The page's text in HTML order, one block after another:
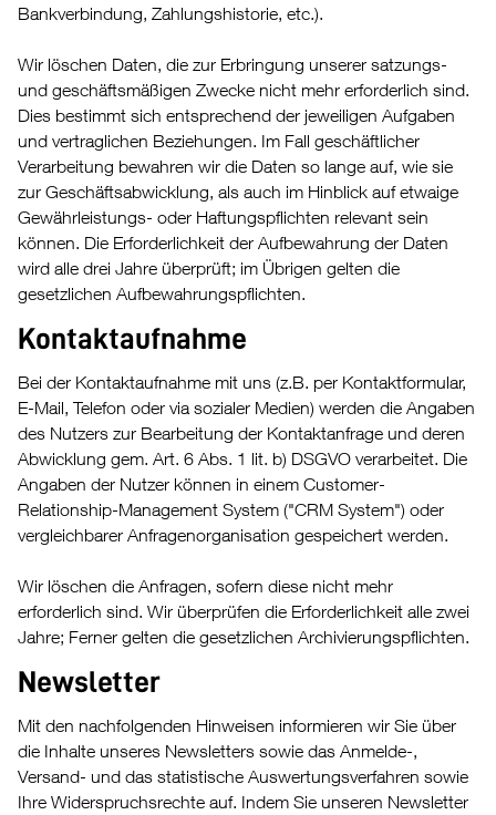
Bankverbindung, Zahlungshistorie, etc.).
Wir löschen Daten, die zur Erbringung unserer satzungs-
und geschäftsmäßigen Zwecke nicht mehr erforderlich sind.
Dies bestimmt sich entsprechend der jeweiligen Aufgaben
und vertraglichen Beziehungen. Im Fall geschäftlicher
Verarbeitung bewahren wir die Daten so lange auf, wie sie
zur Geschäftsabwicklung, als auch im Hinblick auf etwaige
Gewährleistungs- oder Haftungspflichten relevant sein
können. Die Erforderlichkeit der Aufbewahrung der Daten
wird alle drei Jahre überprüft; im Übrigen gelten die
gesetzlichen Aufbewahrungspflichten.
Kontaktaufnahme
Bei der Kontaktaufnahme mit uns (z.B. per Kontaktformular,
E-Mail, Telefon oder via sozialer Medien) werden die Angaben
des Nutzers zur Bearbeitung der Kontaktanfrage und deren
Abwicklung gem. Art. 6 Abs. 1 lit. b) DSGVO verarbeitet. Die
Angaben der Nutzer können in einem Customer-
Relationship-Management System ("CRM System") oder
vergleichbarer Anfragenorganisation gespeichert werden.
Wir löschen die Anfragen, sofern diese nicht mehr
erforderlich sind. Wir überprüfen die Erforderlichkeit alle zwei
Jahre; Ferner gelten die gesetzlichen Archivierungspflichten.
Newsletter
Mit den nachfolgenden Hinweisen informieren wir Sie über
die Inhalte unseres Newsletters sowie das Anmelde-,
Versand- und das statistische Auswertungsverfahren sowie
Ihre Widerspruchsrechte auf. Indem Sie unseren Newsletter